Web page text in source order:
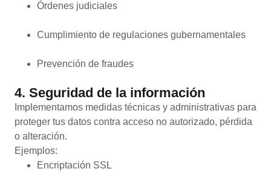
Órdenes judiciales
Cumplimiento de regulaciones gubernamentales
Prevención de fraudes
4. Seguridad de la información
Implementamos medidas técnicas y administrativas para
proteger tus datos contra acceso no autorizado, pérdida
o alteración.
Ejemplos:
Encriptación SSL